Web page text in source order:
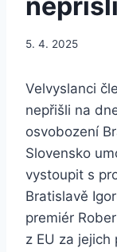
5. 4. 2025
Velvyslanci
nepřišli na
osvobození
Slovensko
vystoupit s
Bratislavě
premiér
z EU za